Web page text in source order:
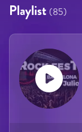
Playlist (85)